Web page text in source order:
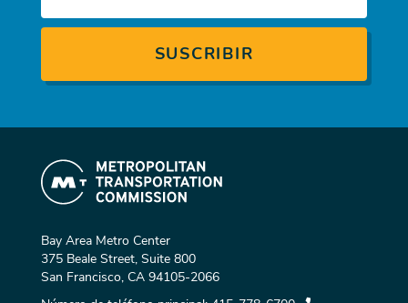
Bay Area Metro Center
375 Beale Street, Suite 800
San Francisco, CA 94105-2066